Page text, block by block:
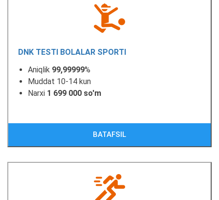
DNK TESTI BOLALAR SPORTI
Aniqlik 99,99999%
Muddat 10-14 kun
Narxi 1 699 000 so'm
BATAFSIL